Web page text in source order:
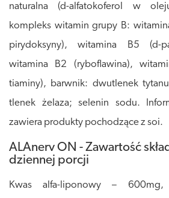
naturalna (d-alfatokoferol w
kompleks witamin grupy B:
pirydoksyny), witamina B5 (d-
witamina B2 (ryboflawina),
tiaminy), barwnik: dwutlenek
tlenek żelaza; selenin sodu.
zawiera produkty pochodzące z soi.
ALAnerv ON - Zawartość
dziennej porcji
Kwas alfa-liponowy – 600mg,